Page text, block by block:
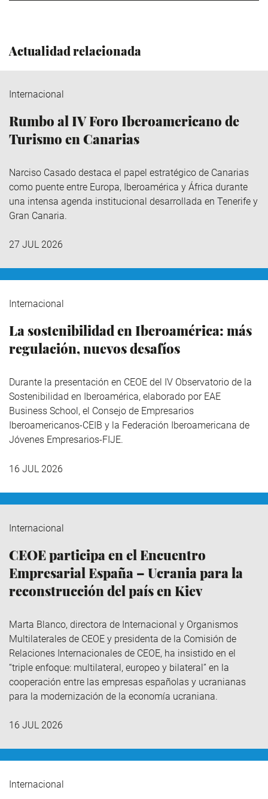
Actualidad relacionada
Internacional
Rumbo al IV Foro Iberoamericano de
Turismo en Canarias
Narciso Casado destaca el papel estratégico de Canarias
como puente entre Europa, Iberoamérica y África durante
una intensa agenda institucional desarrollada en Tenerife y
Gran Canaria.
27 JUL 2026
Internacional
La sostenibilidad en Iberoamérica: más
regulación, nuevos desafíos
Durante la presentación en CEOE del IV Observatorio de la
Sostenibilidad en Iberoamérica, elaborado por EAE
Business School, el Consejo de Empresarios
Iberoamericanos-CEIB y la Federación Iberoamericana de
Jóvenes Empresarios-FIJE.
16 JUL 2026
Internacional
CEOE participa en el Encuentro
Empresarial España – Ucrania para la
reconstrucción del país en Kiev
Marta Blanco, directora de Internacional y Organismos
Multilaterales de CEOE y presidenta de la Comisión de
Relaciones Internacionales de CEOE, ha insistido en el
“triple enfoque: multilateral, europeo y bilateral” en la
cooperación entre las empresas españolas y ucranianas
para la modernización de la economía ucraniana.
16 JUL 2026
Internacional